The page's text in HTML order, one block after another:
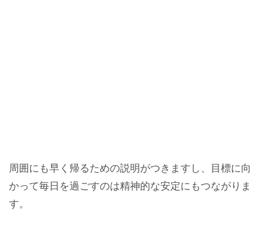
周囲にも早く帰るための説明がつきますし、目標に向
かって毎日を過ごすのは精神的な安定にもつながりま
す。